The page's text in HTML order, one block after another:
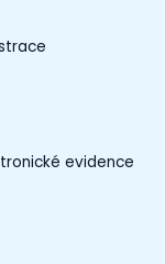
evidence